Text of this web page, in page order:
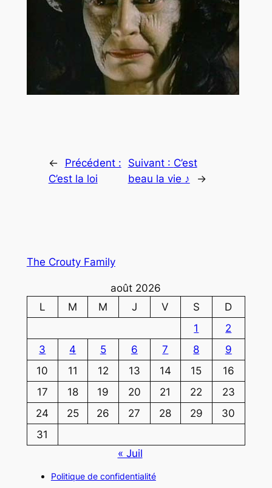
←
Précédent :
C’est la loi
Suivant : C’est
beau la vie ♪
→
The Crouty Family
août 2026
L
M M J V S
D
1
2
3
4 5 6 7 8
9
10
11 12 13 14 15
16
17
18 19 20 21 22
23
24
25 26 27 28 29
30
31
« Juil
Politique de confidentialité